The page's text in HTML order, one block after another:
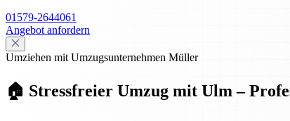
01579-2644061
Angebot anfordern
Umziehen mit Umzugsunternehmen Müller
🏠 Stressfreier Umzug mit Ulm –